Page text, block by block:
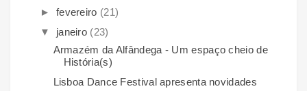
► fevereiro (21)
▼ janeiro (23)
Armazém da Alfândega - Um espaço cheio de
História(s)
Lisboa Dance Festival apresenta novidades